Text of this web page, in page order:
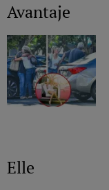
Avantaje
Elle